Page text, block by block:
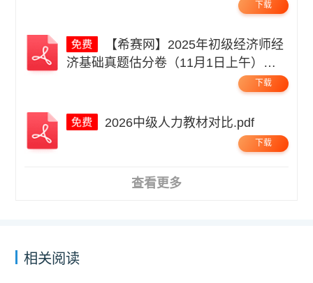
下载
济基础真题估分卷（11月1日上午）无
下载
2026中级人力教材对比.pdf
下载
查看更多
相关阅读